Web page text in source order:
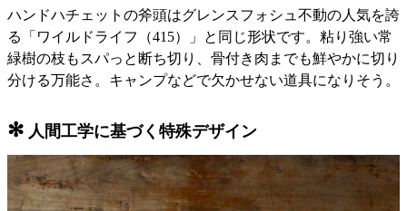
ハンドハチェットの斧頭はグレンスフォシュ不動の人気を誇
る「ワイルドライフ（415）」と同じ形状です。粘り強い常
緑樹の枝もスパっと断ち切り、骨付き肉までも鮮やかに切り
分ける万能さ。キャンプなどで欠かせない道具になりそう。
✻ 人間工学に基づく特殊デザイン